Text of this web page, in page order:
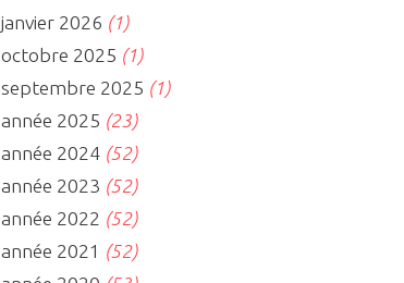
janvier 2026 (1)
octobre 2025 (1)
septembre 2025 (1)
année 2025 (23)
année 2024(52)
année 2023 (52)
année 2022 (52)
année 2021 (52)